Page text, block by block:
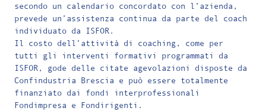
secondo un calendario concordato con l’azienda,
prevede un’assistenza continua da parte del coach
individuato da ISFOR.
Il costo dell’attività di coaching, come per
tutti gli interventi formativi programmati da
ISFOR, gode delle citate agevolazioni disposte da
Confindustria Brescia e può essere totalmente
finanziato dai fondi interprofessionali
Fondimpresa e Fondirigenti.